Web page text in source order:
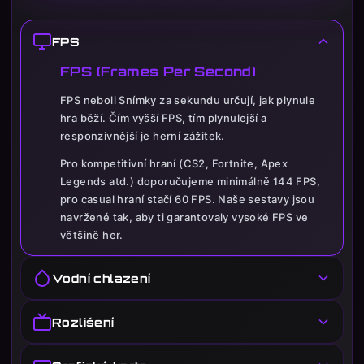
FPS
FPS (Frames Per Second)
FPS neboli Snímky za sekundu určují, jak plynule
hra běží. Čím vyšší FPS, tím plynulejší a
responzivnější je herní zážitek.
Pro kompetitivní hraní (CS2, Fortnite, Apex
Legends atd.) doporučujeme minimálně 144 FPS,
pro casual hraní stačí 60 FPS. Naše sestavy jsou
navržené tak, aby ti garantovaly vysoké FPS ve
většině her.
Vodní chlazení
Rozlišení